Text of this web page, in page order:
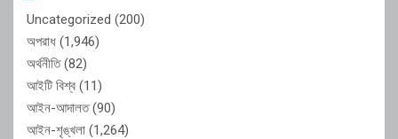
Uncategorized (200)
অপরাধ (1,946)
অর্থনীতি(82)
আইটি বিশ্ব (11)
আইন-আদালত(90)
আইন-শৃঙ্খলা (1,264)